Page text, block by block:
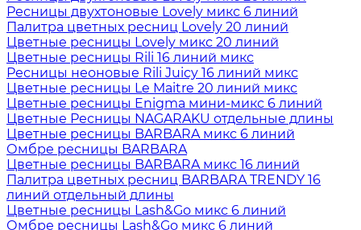
Ресницы двухтоновые Lovely микс 6 линий
Палитра цветных ресниц Lovely 20 линий
Цветные ресницы Lovely микс 20 линий
Цветные ресницы Rili 16 линий микс
Ресницы неоновые Rili Juicy 16 линий микс
Цветные ресницы Le Maitre 20 линий микс
Цветные ресницы Enigma мини-микс 6 линий
Цветные Ресницы NAGARAKU отдельные длины
Цветные ресницы BARBARA микс 6 линий
Омбре ресницы BARBARA
Цветные ресницы BARBARA микс 16 линий
Палитра цветных ресниц BARBARA TRENDY 16
линий отдельный длины
Цветные ресницы Lash&Go микс 6 линий
Омбре ресницы Lash&Go микс 6 линий